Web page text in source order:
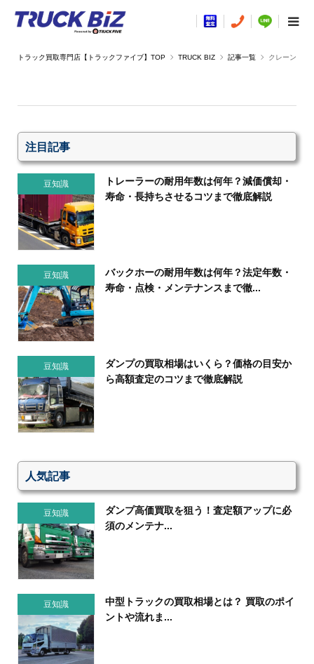
TRUCK BIZ 記事一覧 クレーン
注目記事
豆知識
トレーラーの耐用年数は何年？減価償却・
寿命・長持ちさせるコツまで徹底解説
豆知識
バックホーの耐用年数は何年？法定年数・
寿命・点検・メンテナンスまで徹...
豆知識
ダンプの買取相場はいくら？価格の目安か
ら高額査定のコツまで徹底解説
人気記事
豆知識
ダンプ高価買取を狙う！査定額アップに必
須のメンテナ...
豆知識
中型トラックの買取相場とは？ 買取のポイ
ントや流れま...